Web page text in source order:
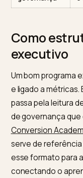
Fundamentos
Atribuição e
CAC
Dados de
produto e
schema
Métricas e
governança